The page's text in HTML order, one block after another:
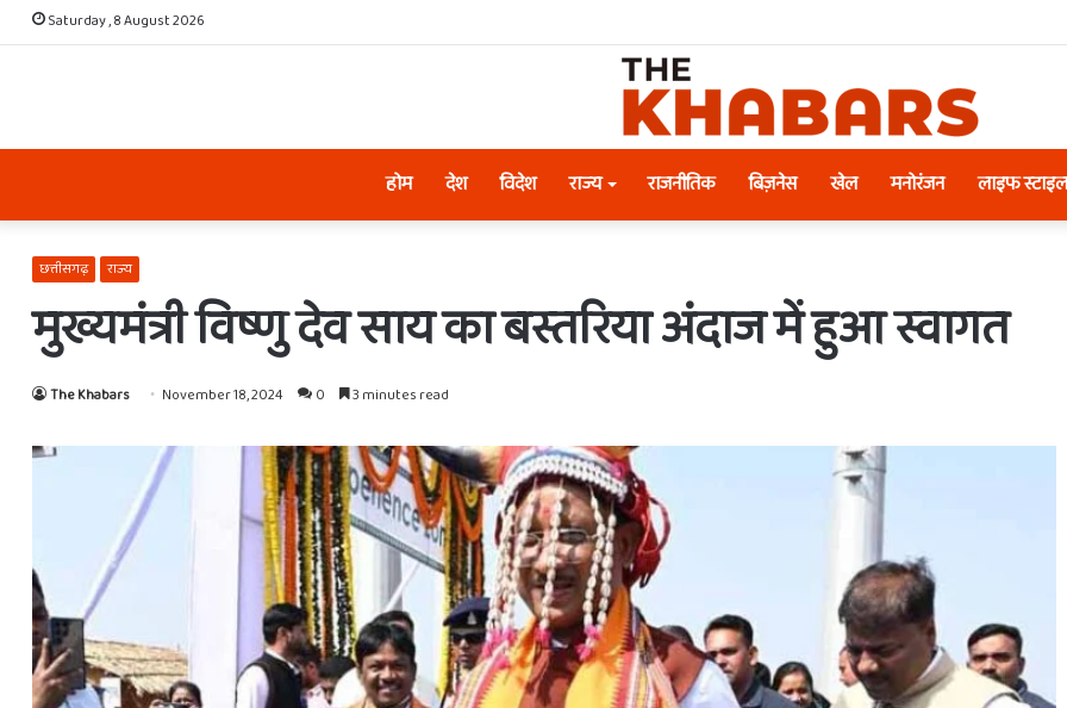
Saturday , 8 August 2026
होम देश विदेश राज्य राजनीतिक बिज़नेस खेल मनोरंजन लाइफ स्टाइल
छत्तीसगढ़ राज्य
मुख्यमंत्री विष्णु देव साय का बस्तरिया अंदाज में हुआ स्वागत
The Khabars November 18, 2024 0 3 minutes read